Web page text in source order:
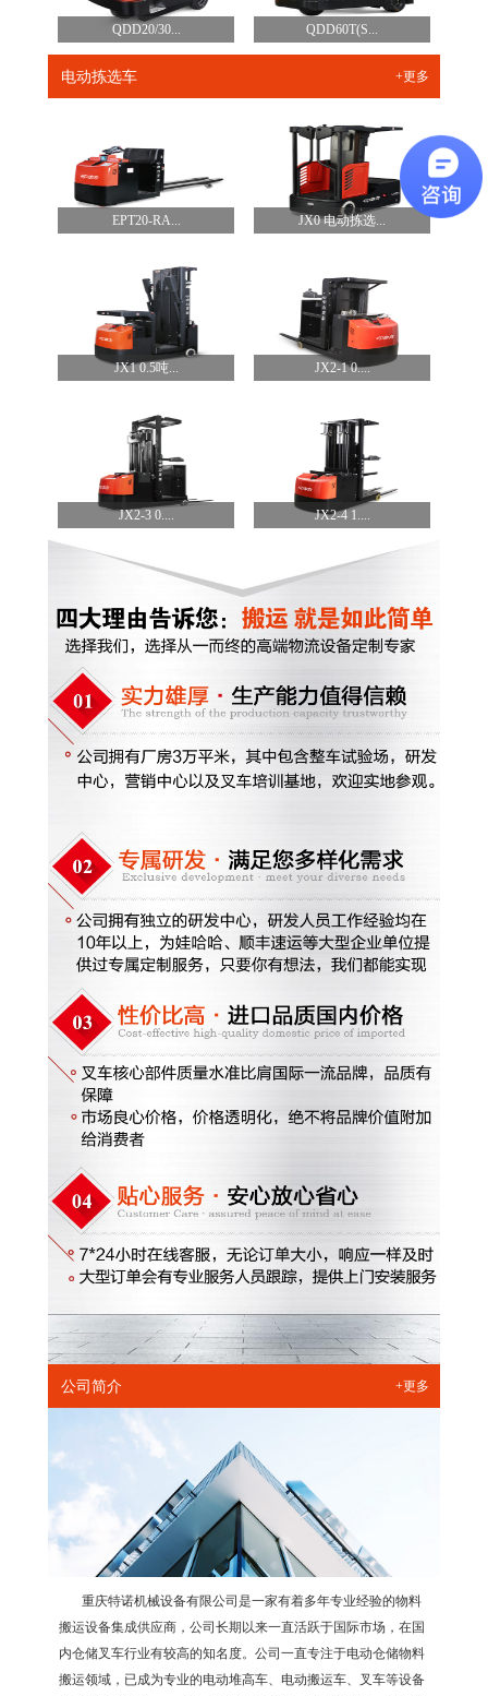
QDD20/30... QDD60T(S...
电动拣选车 +更多
EPT20-RA... JX0 电动拣选...
JX1 0.5吨... JX2-1 0....
JX2-3 0.... JX2-4 1....
公司简介 +更多
重庆特诺机械设备有限公司是一家有着多年专业经验的物料
搬运设备集成供应商，公司长期以来一直活跃于国际市场，在国
内仓储叉车行业有较高的知名度。公司一直专注于电动仓储物料
搬运领域，已成为专业的电动堆高车、电动搬运车、叉车等设备